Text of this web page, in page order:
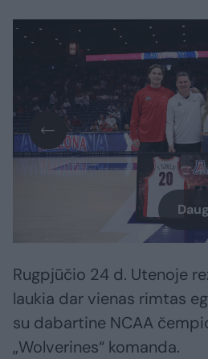
Rugpjūčio 24 d. Utenoje
laukia dar vienas rimtas
su dabartine NCAA
„Wolverines“ komanda.